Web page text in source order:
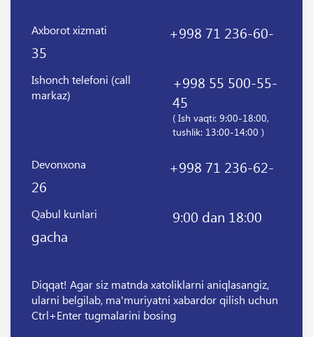
Axborot xizmati
+998 71 236-60-
35
Ishonch telefoni (call
markaz)
+998 55 500-55-
45
( Ish vaqti: 9:00-18:00,
tushlik: 13:00-14:00 )
Devonxona
+998 71 236-62-
26
Qabul kunlari
9:00 dan 18:00
gacha
Diqqat! Agar siz matnda xatoliklarni aniqlasangiz,
ularni belgilab, ma'muriyatni xabardor qilish uchun
Ctrl+Enter tugmalarini bosing